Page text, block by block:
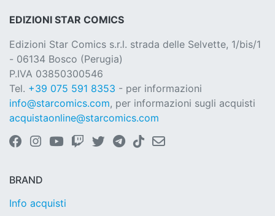
EDIZIONI STAR COMICS
Edizioni Star Comics s.r.l. strada delle Selvette, 1/bis/1
- 06134 Bosco (Perugia)
P.IVA 03850300546
Tel. +39 075 591 8353 - per informazioni
info@starcomics.com, per informazioni sugli acquisti
acquistaonline@starcomics.com
BRAND
Info acquisti